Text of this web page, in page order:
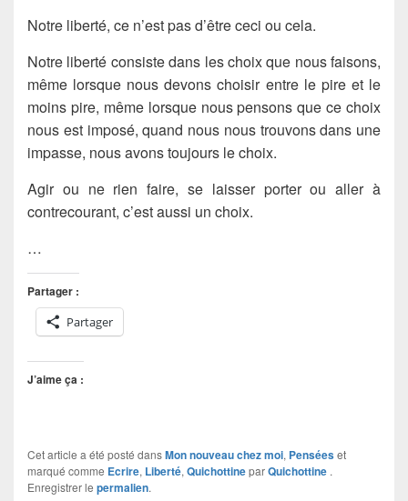
Notre liberté, ce n’est pas d’être ceci ou cela.
Notre liberté consiste dans les choix que nous faisons,
même lorsque nous devons choisir entre le pire et le
moins pire, même lorsque nous pensons que ce choix
nous est imposé, quand nous nous trouvons dans une
impasse, nous avons toujours le choix.
Agir ou ne rien faire, se laisser porter ou aller à
contrecourant, c’est aussi un choix.
…
Partager :
Partager
J’aime ça :
Cet article a été posté dansMon nouveau chez moi, Penséeset
marqué comme Ecrire, Liberté, QuichottineparQuichottine .
Enregistrer le permalien.